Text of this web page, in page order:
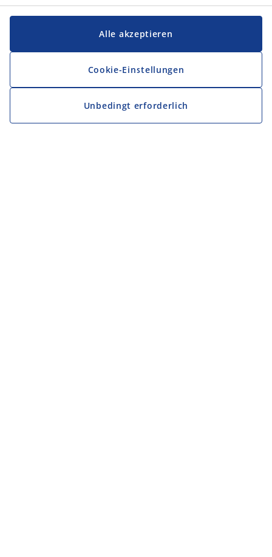
Alle akzeptieren
Cookie-Einstellungen
Unbedingt erforderlich